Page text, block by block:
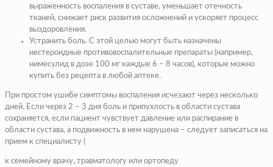
выраженность воспаления в суставе, уменьшает отечность
тканей, снижает риск развития осложнений и ускоряет процесс
выздоровления.
Устранить боль. С этой целью могут быть назначены
нестероидные противовоспалительные препараты (например,
нимесулид в дозе 100 мг каждые 6 – 8 часов), которые можно
купить без рецепта в любой аптеке.
При простом ушибе симптомы воспаления исчезают через несколько
дней. Если через 2 – 3 дня боль и припухлость в области сустава
сохраняется, если пациент чувствует давление или распирание в
области сустава, а подвижность в нем нарушена – следует записаться на
прием к специалисту (
к семейному врачу, травматологу или ортопеду